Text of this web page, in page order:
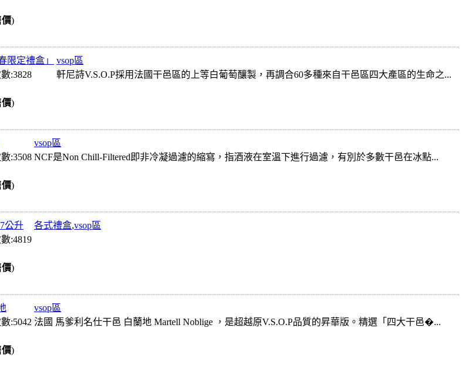
價)
限定禮盒」
:3828
價)
vsop區
軒尼詩V.S.O.P採用法國干邑區的上等白葡萄釀製，再調合60多種來自干邑區四大產區的生命之...
:3508
價)
vsop區
NCF是Non Chill-Filtered即非冷凝過濾的縮寫，指酒液在室溫下進行過濾，有別於多數干邑在冰點...
公升
:4819
價)
各式禮盒,vsop區
:5042
價)
vsop區
法國 馬爹利名仕干邑 白蘭地 Martell Noblige ，是超越原V.S.O.P品質的昇華版。精選「四大干邑�...